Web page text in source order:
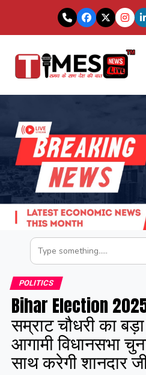
POLITICS
Bihar Election
सम्राट चौधरी का
आगामी विधानसभा
साथ करेगी शानदार